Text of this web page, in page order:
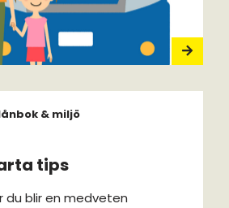
& miljö
tips
du blir en medveten